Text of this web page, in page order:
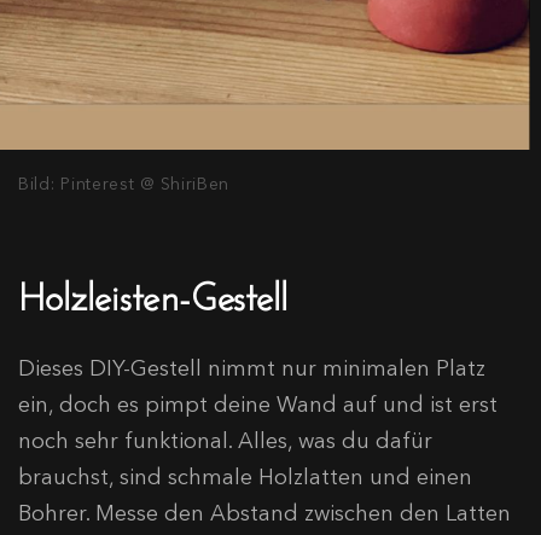
Bild: Pinterest @ ShiriBen
Holzleisten-Gestell
Dieses DIY-Gestell nimmt nur minimalen Platz
ein, doch es pimpt deine Wand auf und ist erst
noch sehr funktional. Alles, was du dafür
brauchst, sind schmale Holzlatten und einen
Bohrer. Messe den Abstand zwischen den Latten